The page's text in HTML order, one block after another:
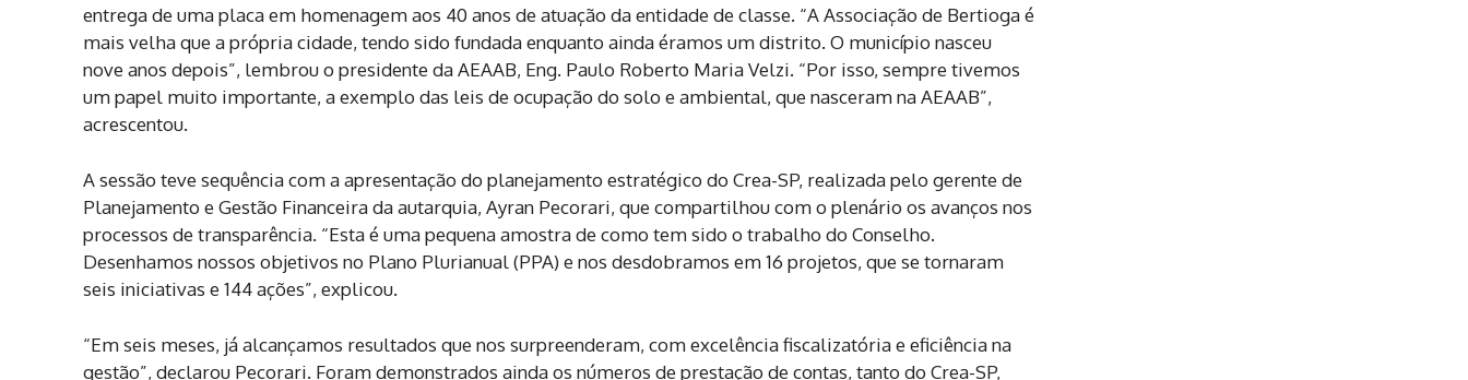
entrega de uma placa em homenagem aos 40 anos de atuação da entidade de classe. “A Associação de Bertioga é
mais velha que a própria cidade, tendo sido fundada enquanto ainda éramos um distrito. O município nasceu
nove anos depois”, lembrou o presidente da AEAAB, Eng. Paulo Roberto Maria Velzi. “Por isso, sempre tivemos
um papel muito importante, a exemplo das leis de ocupação do solo e ambiental, que nasceram na AEAAB”,
acrescentou.
A sessão teve sequência com a apresentação do planejamento estratégico do Crea-SP, realizada pelo gerente de
Planejamento e Gestão Financeira da autarquia, Ayran Pecorari, que compartilhou com o plenário os avanços nos
processos de transparência. “Esta é uma pequena amostra de como tem sido o trabalho do Conselho.
Desenhamos nossos objetivos no Plano Plurianual (PPA) e nos desdobramos em 16 projetos, que se tornaram
seis iniciativas e 144 ações”, explicou.
“Em seis meses, já alcançamos resultados que nos surpreenderam, com excelência fiscalizatória e eficiência na
gestão”, declarou Pecorari. Foram demonstrados ainda os números de prestação de contas, tanto do Crea-SP,